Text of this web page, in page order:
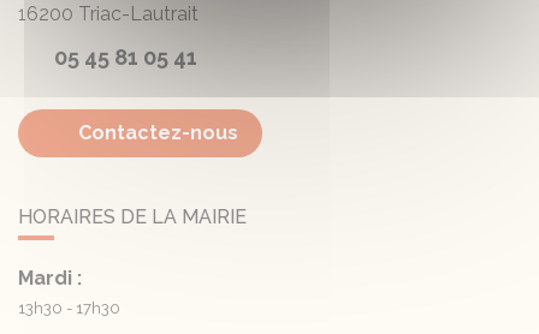
16200 Triac-Lautrait
05 45 81 05 41
Contactez-nous
HORAIRES DE LA MAIRIE
Mardi :
13h30 - 17h30